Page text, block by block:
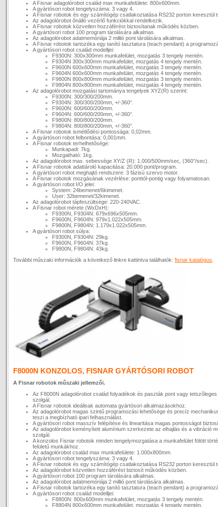
A Fisnar adagolórobot család max munkafelülete: 800x600mm.
A gyártósori robot tengelyszáma: 3 vagy 4.
A Fisnar robotok és egy számítógép csatlakoztatása RS232 porton keresztül
Az adagolórobot őnálló vezérlő funkciókkal rendelkezik.
A Fisnar robotok közvetlen hozzáférést biztosítanak működés közben.
A gyártósori robot 100 program tárolására alkalmas.
Az adagolórobot adatmemóriája 2 millió pont tárolására alkalmas.
A Fisnar robotok tartozéka egy tanító tasztatura (teach pendant) a
A gyártósori robot család modelljei:
F9300N: 300x300mm munkafelület, mozgatás 3 tengely mentén.
F9304N 300x300mm munkafelület, mozgatás 4 tengely mentén.
F9600N 600x600mm munkafelület, mozgatás 3 tengely mentén.
F9604N 600x600mm munkafelület, mozgatás 4 tengely mentén.
F9800N 800x800mm munkafelület, mozgatás 3 tengely mentén.
F9804N 800x800mm munkafelület, mozgatás 4 tengely mentén.
Az adagolórobot mozgatási tartománya tengelyek XYZ(R) szerint:
F9300N: 300/300/200mm.
F9304N: 300/300/200mm, +/-360°.
F9600N: 600/600/200mm.
F9604N: 600/600/200mm, +/-360°.
F9800N: 800/800/200mm.
F9804N: 800/800/200mm, +/-360°.
A Fisnar robotok ismétlődési pontossága: 0,02mm.
A gyártósori robot felbontása: 0,001mm.
A Fisnar robotok terhelhetősége:
Munkapadi: 7kg.
Mozgatható: 1kg.
Az adagolórobot max. sebessége XY/Z (R): 1.000/500mm/sec, (360°/sec).
A Fisnar robotok adattároló kapacitása: 20.000 pont/program.
A gyártósori robot meghajtó rendszere: 3 fázisú szervo motor.
A Fisnar robotok mozgásának vezérlése: ponttól-pontig vagy folyamatosan.
A gyártósori robot I/O jelei:
System: 24bemenet/6kimenet.
User: 32bemenet/32kimenet.
Az adagolórobot tápfeszültsége: 220-240VAC.
A Fisnar robot mérete (WxDxH):
F9300N, F9304N: 679x696x505mm.
F9600N, F9604N: 979x1.022x505mm.
F9800N, F9804N: 1.179x1.022x505mm.
A gyártósori robot súlya:
F9300N, F9304N: 29kg.
F9600N, F9604N: 37kg.
F9800N, F9804N: 43kg.
További műszaki információk a következő linkre kattintva találhatók: fisnar katalógus
F8000N KONZOLOS, FISNAR GYÁRTÓSORI ROBOT
A Fisnar robotok műszaki jellemzői.
Az F8000N adagolórobot család folyadékok és paszták pont vagy
szolgál.
A Fisnar robotok ideálisak automata gyártósori alkalmazásokhoz.
Az adagolórobot magas szintű programozási lehetősége és precíz
teszi a megbízható ipari felhasználást.
A gyártósori robot masszív felépítése és linearitása magas pontosságot
Az adagolórobot keményített alumínium szerkezete az elhajlás és a vibráció
szolgál.
A konzolos Fisnar robotok minden tengelymozgatása a munkafelület fölött
felületű munkákhoz.
Az adagolórobot család max munkafelülete: 1.000x800mm.
A gyártósori robot tengelyszáma: 3 vagy 4.
A Fisnar robotok és egy számítógép csatlakoztatása RS232 porton keresztül
Az adagolórobot közvetlen hozzáférést biztosít működés közben.
A gyártósori robot 100 program tárolására alkalmas.
Az adagolórobot adatmemóriája 2 millió pont tárolására alkalmas.
A Fisnar robotok tartozéka egy tanító tasztatura (teach pendant) a
A gyártósori robot család modelljei:
F8800N: 800x600mm munkafelület, mozgatás 3 tengely mentén.
F8804N 800x600mm munkafelület, mozgatás 4 tengely mentén.